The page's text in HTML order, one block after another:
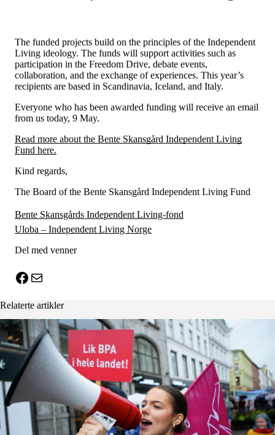
The funded projects build on the principles of the Independent
Living ideology. The funds will support activities such as
participation in the Freedom Drive, debate events,
collaboration, and the exchange of experiences. This year’s
recipients are based in Scandinavia, Iceland, and Italy.
Everyone who has been awarded funding will receive an email
from us today, 9 May.
Read more about the Bente Skansgård Independent Living
Fund here.
Kind regards,
The Board of the Bente Skansgård Independent Living Fund
Bente Skansgårds Independent Living-fond
Uloba – Independent Living Norge
Del med venner
X
Facebook
E-post
Relaterte artikler